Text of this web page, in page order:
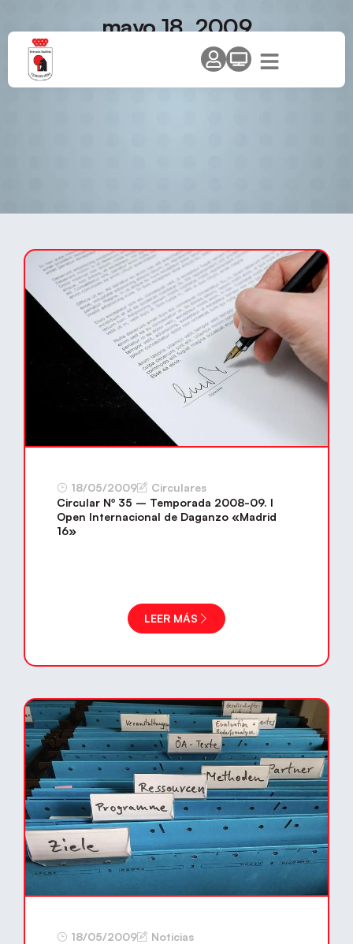
mayo 18, 2009
18/05/2009
Circulares
Circular Nº 35 – Temporada 2008-09. I
Open Internacional de Daganzo «Madrid
16»
LEER MÁS
18/05/2009
Noticias